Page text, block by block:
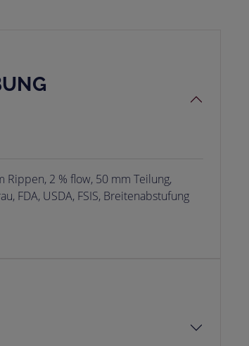
2 % flow, 50 mm Teilung,
FDA, USDA, FSIS, Breitenabstufung